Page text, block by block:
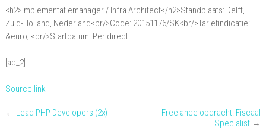
Ontwerp:
Implementatiemanager
/
<h2>Implementatiemanager / Infra Architect</h2>Standplaats: Delft,
Zuid-Holland, Nederland<br/>Code: 20151176/SK<br/>Tariefindicatie:
&euro; <br/>Startdatum: Per direct
[ad_2]
Source link
← Lead PHP Developers (2x)
Freelance opdracht: Fiscaal
Specialist →